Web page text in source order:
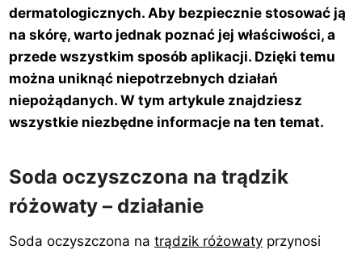
dermatologicznych. Aby bezpiecznie stosować ją
na skórę, warto jednak poznać jej właściwości, a
przede wszystkim sposób aplikacji. Dzięki temu
można uniknąć niepotrzebnych działań
niepożądanych. W tym artykule znajdziesz
wszystkie niezbędne informacje na ten temat.
Soda oczyszczona na trądzik
różowaty – działanie
Soda oczyszczona natrądzik różowaty przynosi